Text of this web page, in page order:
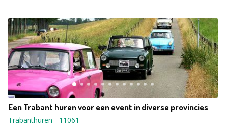
Een Trabant huren voor een event in diverse provincies
Trabanthuren - 11061